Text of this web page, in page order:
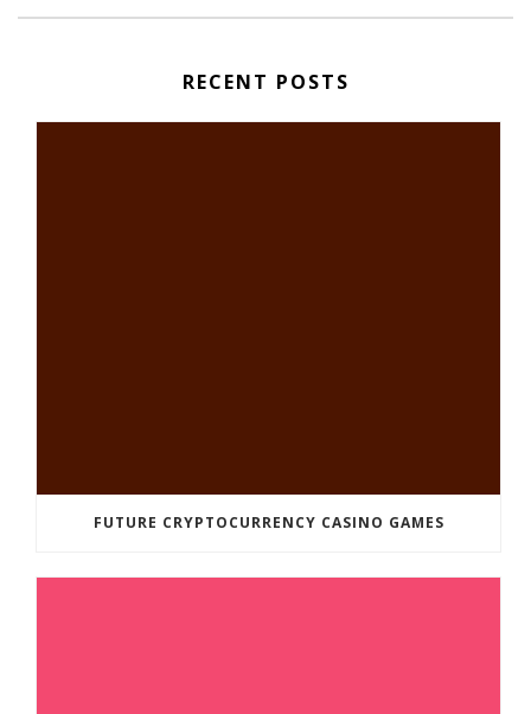
RECENT POSTS
FUTURE CRYPTOCURRENCY CASINO GAMES